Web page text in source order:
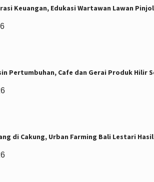
Keuangan, Edukasi Wartawan Lawan
Pertumbuhan, Cafe dan Gerai Produk Hilir
di Cakung, Urban Farming Bali Lestari